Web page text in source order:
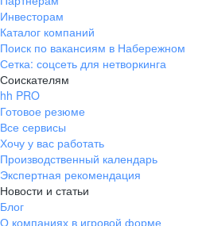
Инвесторам
Каталог компаний
Поиск по вакансиям в Набережном
Сетка: соцсеть для нетворкинга
Соискателям
hh PRO
Готовое резюме
Все сервисы
Хочу у вас работать
Производственный календарь
Экспертная рекомендация
Новости и статьи
Блог
О компаниях в игровой форме